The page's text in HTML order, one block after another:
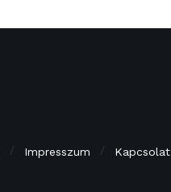
Impresszum Kapcsolat